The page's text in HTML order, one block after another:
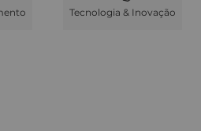
Tecnologia & Inovação